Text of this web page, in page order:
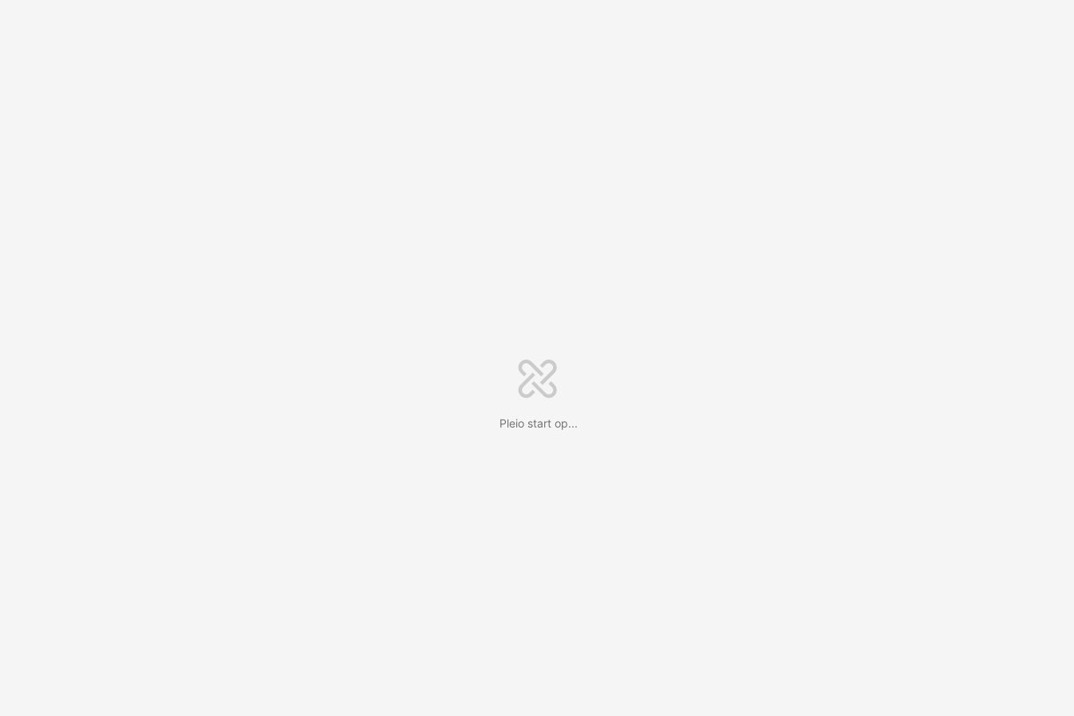
Pleio start op...